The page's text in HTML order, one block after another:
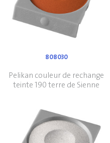
808030
Pelikan couleur de rechange
teinte 190 terre de Sienne